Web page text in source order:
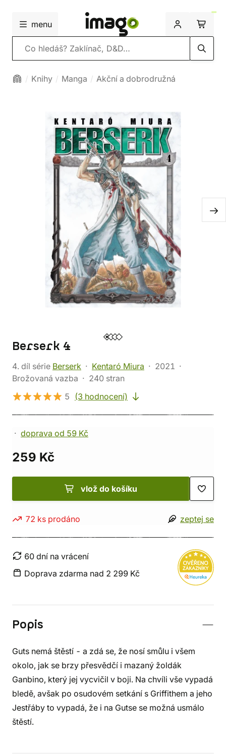
menu
Vyhledávání
Knihy Manga Akční a dobrodružná
Berserk 4
4. díl série Berserk Kentaró Miura
2021
Brožovaná vazba
240 stran
5
(3 hodnocení)
doprava od 59 Kč
259 Kč
vlož do košíku
72 ks prodáno zeptej se
60 dní na vrácení
Doprava zdarma nad 2 299 Kč
Popis
Guts nemá štěstí - a zdá se, že nosí smůlu i všem
okolo, jak se brzy přesvědčí i mazaný žoldák
Ganbino, který jej vycvičil v boji. Na chvíli vše vypadá
bledě, avšak po osudovém setkání s Griffithem a jeho
Jestřáby to vypadá, že i na Gutse se možná usmálo
štěstí.